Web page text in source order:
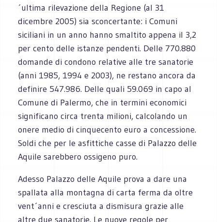
´ultima rilevazione della Regione (al 31
dicembre 2005) sia sconcertante: i Comuni
siciliani in un anno hanno smaltito appena il 3,2
per cento delle istanze pendenti. Delle 770.880
domande di condono relative alle tre sanatorie
(anni 1985, 1994 e 2003), ne restano ancora da
definire 547.986. Delle quali 59.069 in capo al
Comune di Palermo, che in termini economici
significano circa trenta milioni, calcolando un
onere medio di cinquecento euro a concessione.
Soldi che per le asfittiche casse di Palazzo delle
Aquile sarebbero ossigeno puro.
Adesso Palazzo delle Aquile prova a dare una
spallata alla montagna di carta ferma da oltre
vent´anni e cresciuta a dismisura grazie alle
altre due sanatorie. Le nuove regole per